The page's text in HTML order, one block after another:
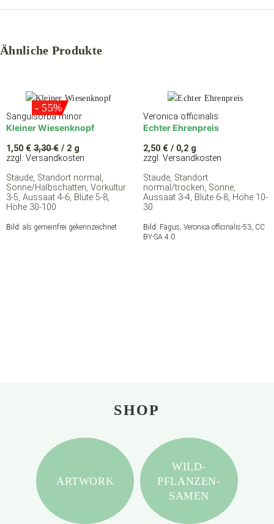
Ähnliche Produkte
- 55%
Sanguisorba minor
Kleiner Wiesenknopf
1,50 € 3,30€ / 2 g
zzgl. Versandkosten
Staude, Standort normal,
Sonne/Halbschatten, Vorkultur
3-5, Aussaat 4-6, Blüte 5-8,
Höhe 30-100
Bild: als gemeinfrei gekennzeichnet
Veronica officinalis
Echter Ehrenpreis
2,50 € / 0,2 g
zzgl. Versandkosten
Staude, Standort
normal/trocken, Sonne,
Aussaat 3-4, Blüte 6-8, Höhe 10-
30
Bild: Fagus, Veronica officinalis-53, CC
BY-SA 4.0
SHOP
ARTWORK
WILD-
PFLANZEN-
SAMEN